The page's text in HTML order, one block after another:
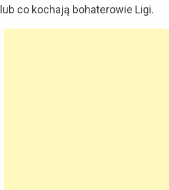
co kochają bohaterowie Ligi.